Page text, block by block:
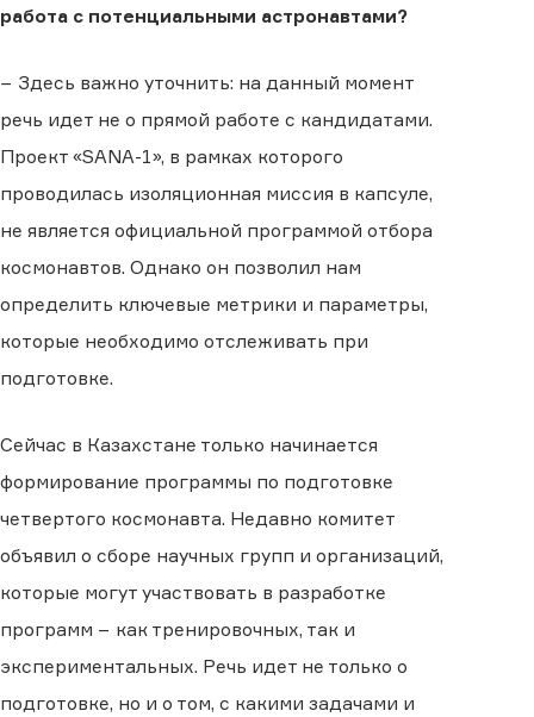
работа с потенциальными астронавтами?
− Здесь важно уточнить: на данный момент
речь идет не о прямой работе с кандидатами.
Проект «SANA-1», в рамках которого
проводилась изоляционная миссия в капсуле,
не является официальной программой отбора
космонавтов. Однако он позволил нам
определить ключевые метрики и параметры,
которые необходимо отслеживать при
подготовке.
Сейчас в Казахстане только начинается
формирование программы по подготовке
четвертого космонавта. Недавно комитет
объявил о сборе научных групп и организаций,
которые могут участвовать в разработке
программ − как тренировочных, так и
экспериментальных. Речь идет не только о
подготовке, но и о том, с какими задачами и